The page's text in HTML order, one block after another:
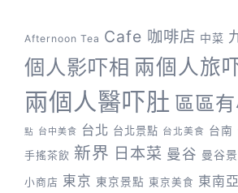
Afternoon Tea Cafe 咖啡店 中菜
個人影吓相 兩個人旅
兩個人醫吓肚 區區
點 台中美食 台北 台北景點 台北美食 台南
手搖茶飲 新界 日本菜 曼谷 曼谷
小商店 東京 東京景點 東京美食 東南